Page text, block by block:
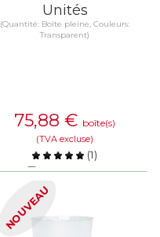
Unités
(Quantité: Boîte pleine, Couleurs:
Transparent)
75,88 € boîte(s)
(TVA excluse)
(1)
Comparer
EN SAVOIR PLUS
NOUVEAU